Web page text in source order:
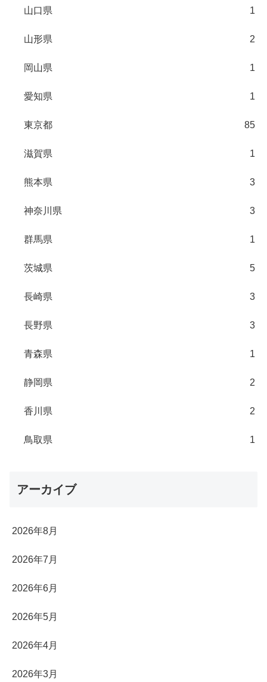
山口県 1
山形県 2
岡山県 1
愛知県 1
東京都 85
滋賀県 1
熊本県 3
神奈川県 3
群馬県 1
茨城県 5
長崎県 3
長野県 3
青森県 1
静岡県 2
香川県 2
鳥取県 1
アーカイブ
2026年8月
2026年7月
2026年6月
2026年5月
2026年4月
2026年3月